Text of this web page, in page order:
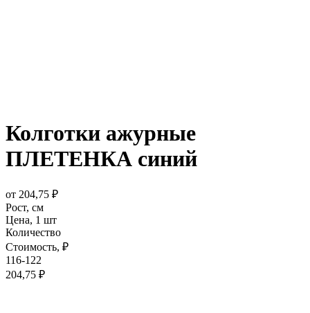
Колготки ажурные
ПЛЕТЕНКА синий
от 204,75 ₽
Рост, см
Цена, 1 шт
Количество
Стоимость, ₽
116-122
204,75 ₽